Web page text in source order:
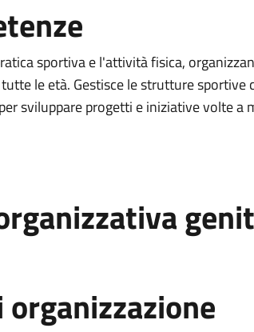
sportiva e l'attività fisica,
le età. Gestisce le strutture
sviluppare progetti e iniziative volte a